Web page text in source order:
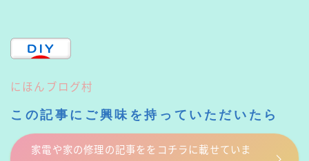
にほんブログ村
この記事にご興味を持っていただいたら
家電や家の修理の記事ををコチラに載せていま